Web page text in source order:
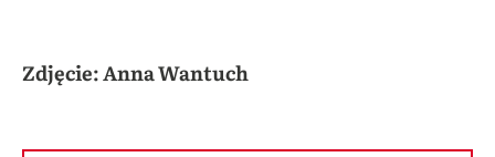
Zdjęcie: Anna Wantuch